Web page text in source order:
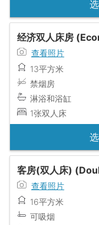
经济双人床房
查看照片
13平方米
禁烟房
淋浴和浴缸
1张双人床
客房(双人床)
查看照片
16平方米
可吸烟